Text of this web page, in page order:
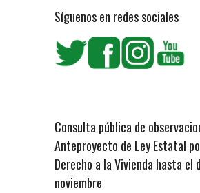
Síguenos en redes sociales
Consulta pública de
Anteproyecto de Ley Estatal
Derecho a la Vivienda hasta el
noviembre